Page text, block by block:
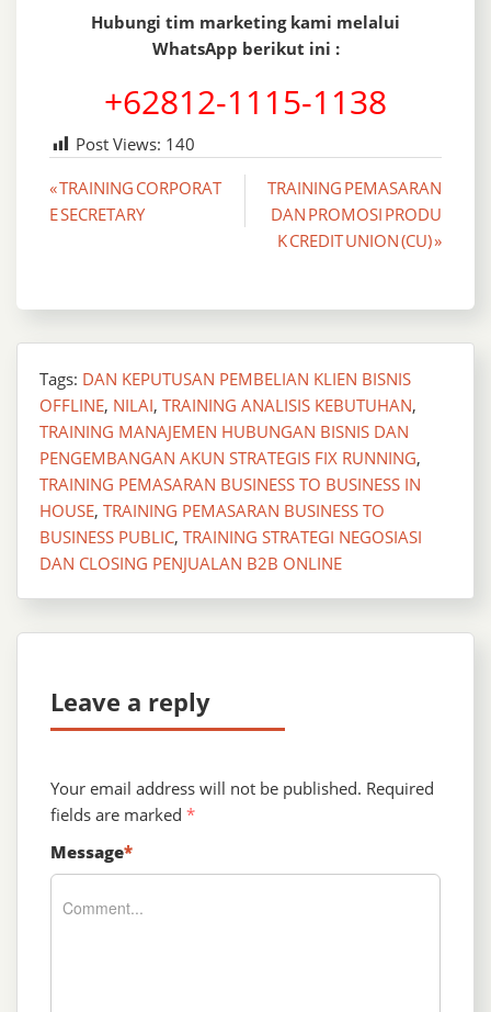
Hubungi tim marketing kami melalui
WhatsApp berikut ini :
+62812-1115-1138
Post Views: 140
Post
navigation
« TRAINING CORPORAT
E SECRETARY
TRAINING PEMASARAN
DAN PROMOSI PRODU
K CREDIT UNION (CU) »
Tags: DAN KEPUTUSAN PEMBELIAN KLIEN BISNIS
OFFLINE, NILAI, TRAINING ANALISIS KEBUTUHAN,
TRAINING MANAJEMEN HUBUNGAN BISNIS DAN
PENGEMBANGAN AKUN STRATEGIS FIX RUNNING,
TRAINING PEMASARAN BUSINESS TO BUSINESS IN
HOUSE, TRAINING PEMASARAN BUSINESS TO
BUSINESS PUBLIC, TRAINING STRATEGI NEGOSIASI
DAN CLOSING PENJUALAN B2B ONLINE
Leave a reply
Your email address will not be published. Required
fields are marked *
Message*